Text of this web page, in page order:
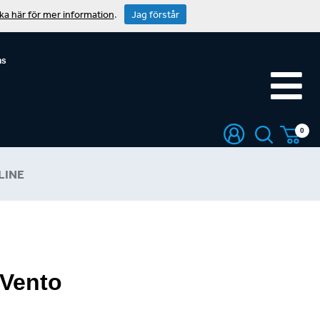
0
här för mer information. Jag förstår